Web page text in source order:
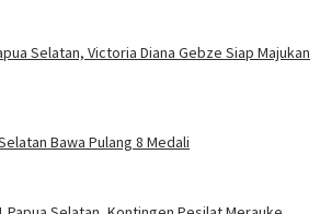
Selatan, Victoria Diana Gebze Siap Majukan
Bawa Pulang 8 Medali